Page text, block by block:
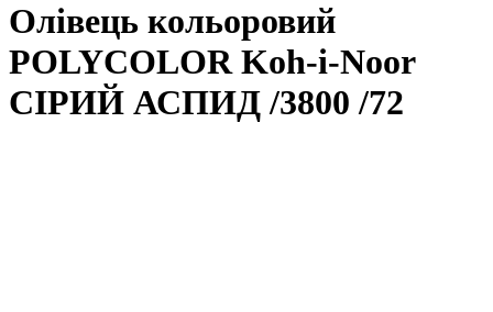
Олівець кольоровий
POLYCOLOR Koh-i-Noor
СІРИЙ АСПИД /3800 /72